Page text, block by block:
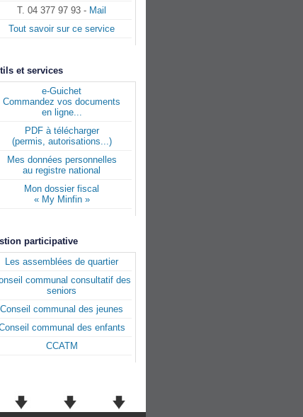
T. 04 377 97 93 - Mail
Tout savoir sur ce service
et services
e-Guichet
Commandez vos documents
en ligne...
PDF à télécharger
(permis, autorisations...)
Mes données personnelles
au registre national
Mon dossier fiscal
« My Minfin »
participative
Les assemblées de quartier
communal consultatif des
seniors
Conseil communal des jeunes
communal des enfants
CCATM